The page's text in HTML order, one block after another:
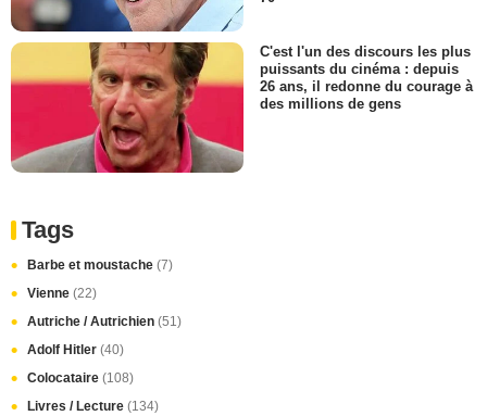
C'est l'un des discours les plus
puissants du cinéma : depuis
26 ans, il redonne du courage à
des millions de gens
Tags
Barbe et moustache (7)
Vienne (22)
Autriche / Autrichien (51)
Adolf Hitler (40)
Colocataire (108)
Livres / Lecture (134)